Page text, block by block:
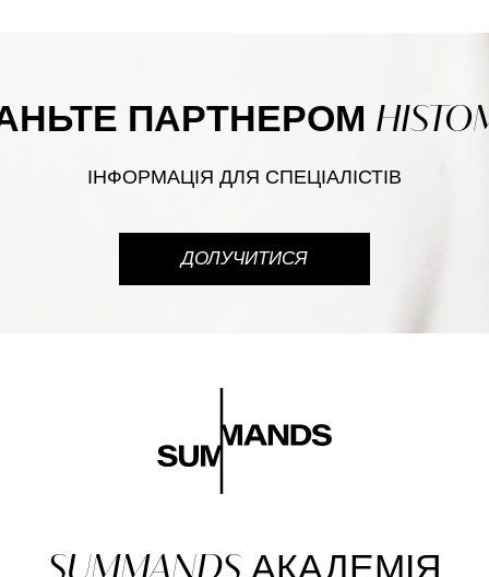
ПАРТНЕРОМ
ІНФОРМАЦІЯ ДЛЯ СПЕЦІАЛІСТІВ
ДОЛУЧИТИСЯ
SUMMANDSАКАДЕМІЯ